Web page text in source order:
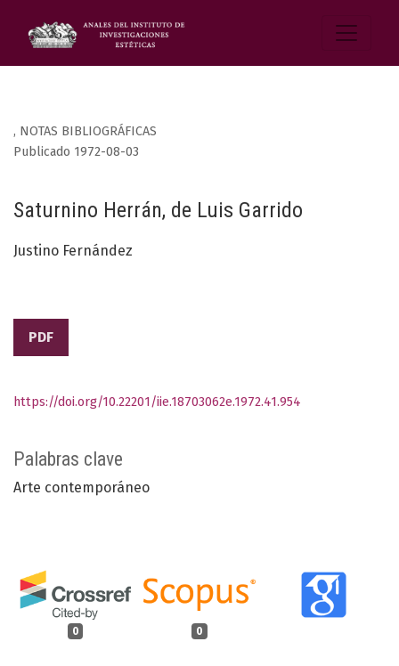
, NOTAS BIBLIOGRÁFICAS
Saturnino Herrán, de Luis Garrido
Publicado 1972-08-03
Justino Fernández
PDF
Palabras clave
Arte contemporáneo
0 0
https://doi.org/10.22201/iie.18703062e.1972.41.954